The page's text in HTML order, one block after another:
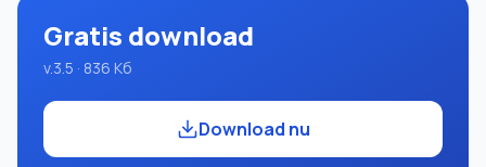
Gratis download
v.3.5 · 836 Кб
Download nu